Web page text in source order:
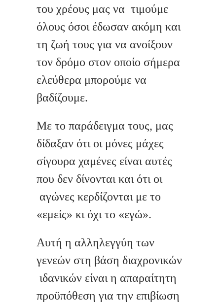
του χρέους μας να τιμούμε
όλους όσοι έδωσαν ακόμη και
τη ζωή τους για να ανοίξουν
τον δρόμο στον οποίο σήμερα
ελεύθερα μπορούμε να
βαδίζουμε.
Με το παράδειγμα τους, μας
δίδαξαν ότι οι μόνες μάχες
σίγουρα χαμένες είναι αυτές
που δεν δίνονται και ότι οι
αγώνες κερδίζονται με το
«εμείς» κι όχι το «εγώ».
Αυτή η αλληλεγγύη των
γενεών στη βάση διαχρονικών
ιδανικών είναι η απαραίτητη
προϋπόθεση για την επιβίωση